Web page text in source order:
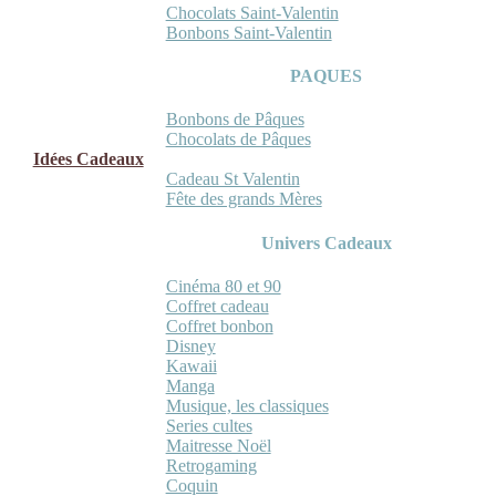
Chocolats Saint-Valentin
Bonbons Saint-Valentin
PAQUES
Bonbons de Pâques
Chocolats de Pâques
Idées Cadeaux
Cadeau St Valentin
Fête des grands Mères
Univers Cadeaux
Cinéma 80 et 90
Coffret cadeau
Coffret bonbon
Disney
Kawaii
Manga
Musique, les classiques
Series cultes
Maitresse Noël
Retrogaming
Coquin